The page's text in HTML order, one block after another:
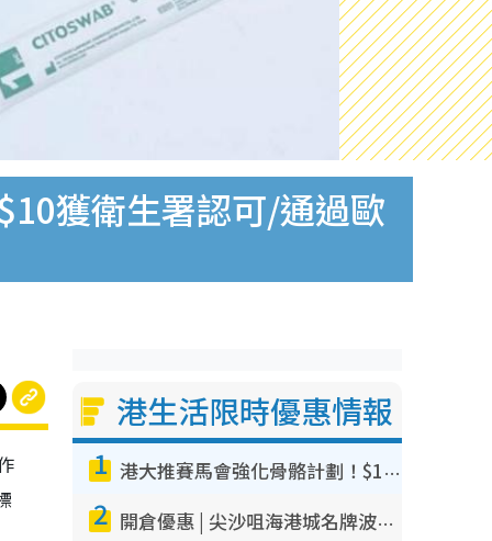
獲衛生署認可/通過歐
港生活限時優惠情報
1 港大推賽馬會強化骨骼計劃！$100骨質密度X光檢查 完成免費運動訓練送超市禮券！附參加資格
2 開倉優惠 | 尖沙咀海港城名牌波鞋開倉低至1折！On鞋$899起／Joy&Peace鞋履$98起